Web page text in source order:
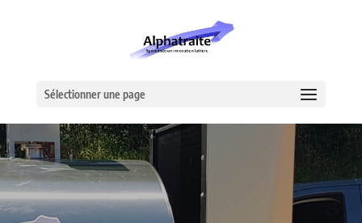
Sélectionner une page